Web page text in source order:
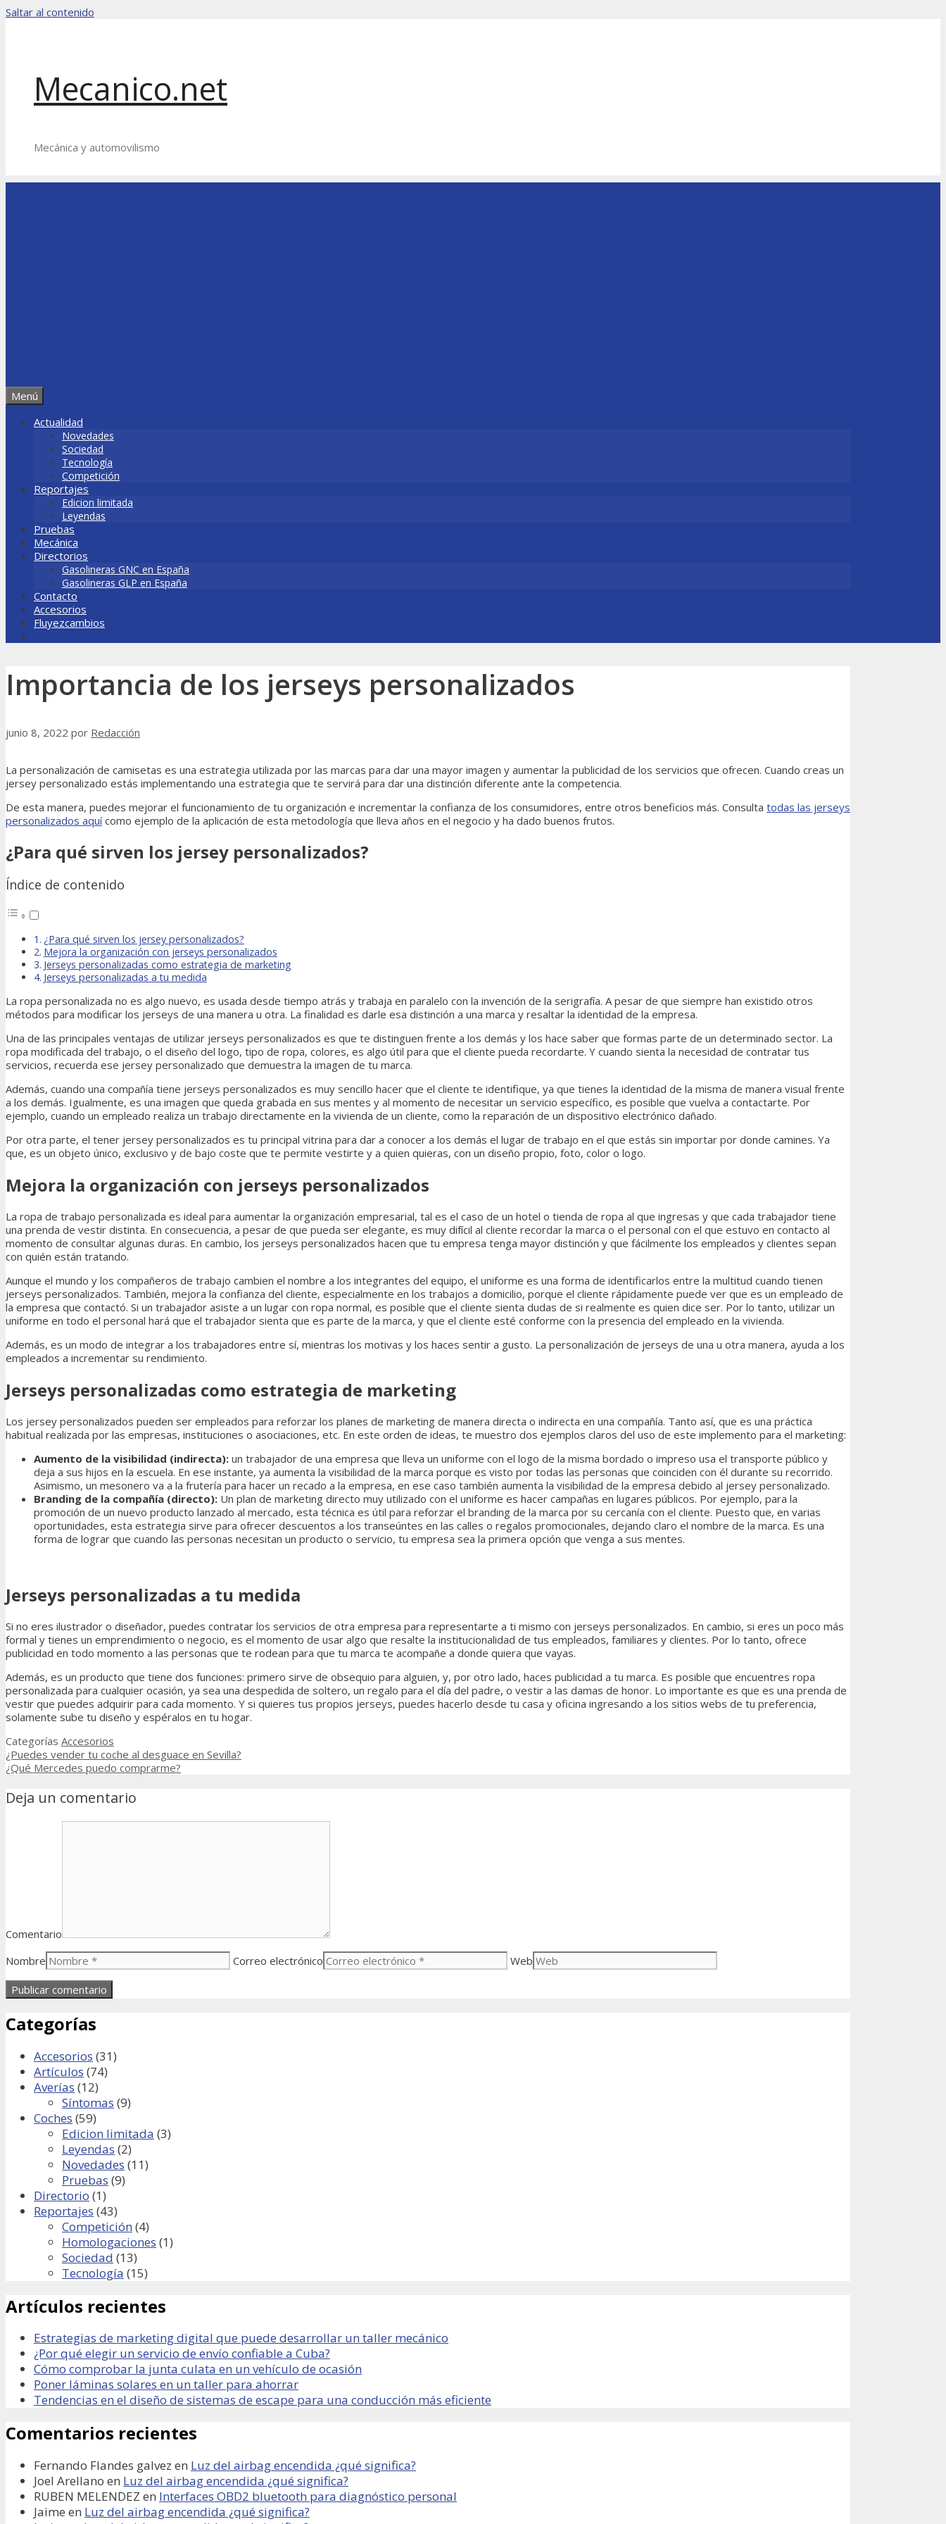
Saltar al contenido
Mecanico.net
Mecánica y automovilismo
Menú
Actualidad
Novedades
Sociedad
Tecnología
Competición
Reportajes
Edicion limitada
Leyendas
Pruebas
Mecánica
Directorios
Gasolineras GNC en España
Gasolineras GLP en España
Contacto
Accesorios
Fluyezcambios
Importancia de los jerseys personalizados
junio 8, 2022 por Redacción
La personalización de camisetas es una estrategia utilizada por las marcas para dar una mayor imagen y aumentar la publicidad de los servicios que ofrecen. Cuando creas un
jersey personalizado estás implementando una estrategia que te servirá para dar una distinción diferente ante la competencia.
De esta manera, puedes mejorar el funcionamiento de tu organización e incrementar la confianza de los consumidores, entre otros beneficios más. Consulta todas las jerseys
personalizados aquícomo ejemplo de la aplicación de esta metodología que lleva años en el negocio y ha dado buenos frutos.
¿Para qué sirven los jersey personalizados?
Índice de contenido
¿Para qué sirven los jersey personalizados?
Mejora la organización con jerseys personalizados
Jerseys personalizadas como estrategia de marketing
Jerseys personalizadas a tu medida
La ropa personalizada no es algo nuevo, es usada desde tiempo atrás y trabaja en paralelo con la invención de la serigrafía. A pesar de que siempre han existido otros
métodos para modificar los jerseys de una manera u otra. La finalidad es darle esa distinción a una marca y resaltar la identidad de la empresa.
Una de las principales ventajas de utilizar jerseys personalizados es que te distinguen frente a los demás y los hace saber que formas parte de un determinado sector. La
ropa modificada del trabajo, o el diseño del logo, tipo de ropa, colores, es algo útil para que el cliente pueda recordarte. Y cuando sienta la necesidad de contratar tus
servicios, recuerda ese jersey personalizado que demuestra la imagen de tu marca.
Además, cuando una compañía tiene jerseys personalizados es muy sencillo hacer que el cliente te identifique, ya que tienes la identidad de la misma de manera visual frente
a los demás. Igualmente, es una imagen que queda grabada en sus mentes y al momento de necesitar un servicio específico, es posible que vuelva a contactarte. Por
ejemplo, cuando un empleado realiza un trabajo directamente en la vivienda de un cliente, como la reparación de un dispositivo electrónico dañado.
Por otra parte, el tener jersey personalizados es tu principal vitrina para dar a conocer a los demás el lugar de trabajo en el que estás sin importar por donde camines. Ya
que, es un objeto único, exclusivo y de bajo coste que te permite vestirte y a quien quieras, con un diseño propio, foto, color o logo.
Mejora la organización con jerseys personalizados
La ropa de trabajo personalizada es ideal para aumentar la organización empresarial, tal es el caso de un hotel o tienda de ropa al que ingresas y que cada trabajador tiene
una prenda de vestir distinta. En consecuencia, a pesar de que pueda ser elegante, es muy difícil al cliente recordar la marca o el personal con el que estuvo en contacto al
momento de consultar algunas duras. En cambio, los jerseys personalizados hacen que tu empresa tenga mayor distinción y que fácilmente los empleados y clientes sepan
con quién están tratando.
Aunque el mundo y los compañeros de trabajo cambien el nombre a los integrantes del equipo, el uniforme es una forma de identificarlos entre la multitud cuando tienen
jerseys personalizados. También, mejora la confianza del cliente, especialmente en los trabajos a domicilio, porque el cliente rápidamente puede ver que es un empleado de
la empresa que contactó. Si un trabajador asiste a un lugar con ropa normal, es posible que el cliente sienta dudas de si realmente es quien dice ser. Por lo tanto, utilizar un
uniforme en todo el personal hará que el trabajador sienta que es parte de la marca, y que el cliente esté conforme con la presencia del empleado en la vivienda.
Además, es un modo de integrar a los trabajadores entre sí, mientras los motivas y los haces sentir a gusto. La personalización de jerseys de una u otra manera, ayuda a los
empleados a incrementar su rendimiento.
Jerseys personalizadas como estrategia de marketing
Los jersey personalizados pueden ser empleados para reforzar los planes de marketing de manera directa o indirecta en una compañía. Tanto así, que es una práctica
habitual realizada por las empresas, instituciones o asociaciones, etc. En este orden de ideas, te muestro dos ejemplos claros del uso de este implemento para el marketing:
Aumento de la visibilidad (indirecta): un trabajador de una empresa que lleva un uniforme con el logo de la misma bordado o impreso usa el transporte público y
deja a sus hijos en la escuela. En ese instante, ya aumenta la visibilidad de la marca porque es visto por todas las personas que coinciden con él durante su recorrido.
Asimismo, un mesonero va a la frutería para hacer un recado a la empresa, en ese caso también aumenta la visibilidad de la empresa debido al jersey personalizado.
Branding de la compañía (directo): Un plan de marketing directo muy utilizado con el uniforme es hacer campañas en lugares públicos. Por ejemplo, para la
promoción de un nuevo producto lanzado al mercado, esta técnica es útil para reforzar el branding de la marca por su cercanía con el cliente. Puesto que, en varias
oportunidades, esta estrategia sirve para ofrecer descuentos a los transeúntes en las calles o regalos promocionales, dejando claro el nombre de la marca. Es una
forma de lograr que cuando las personas necesitan un producto o servicio, tu empresa sea la primera opción que venga a sus mentes.
Jerseys personalizadas a tu medida
Si no eres ilustrador o diseñador, puedes contratar los servicios de otra empresa para representarte a ti mismo con jerseys personalizados. En cambio, si eres un poco más
formal y tienes un emprendimiento o negocio, es el momento de usar algo que resalte la institucionalidad de tus empleados, familiares y clientes. Por lo tanto, ofrece
publicidad en todo momento a las personas que te rodean para que tu marca te acompañe a donde quiera que vayas.
Además, es un producto que tiene dos funciones: primero sirve de obsequio para alguien, y, por otro lado, haces publicidad a tu marca. Es posible que encuentres ropa
personalizada para cualquier ocasión, ya sea una despedida de soltero, un regalo para el día del padre, o vestir a las damas de honor. Lo importante es que es una prenda de
vestir que puedes adquirir para cada momento. Y si quieres tus propios jerseys, puedes hacerlo desde tu casa y oficina ingresando a los sitios webs de tu preferencia,
solamente sube tu diseño y espéralos en tu hogar.
Categorías Accesorios
¿Puedes vender tu coche al desguace en Sevilla?
¿Qué Mercedes puedo comprarme?
Deja un comentario
Comentario
Nombre
Correo electrónico Web
Categorías
Accesorios (31)
Artículos (74)
Averías (12)
Síntomas (9)
Coches (59)
Edicion limitada (3)
Leyendas (2)
Novedades (11)
Pruebas (9)
Directorio (1)
Reportajes (43)
Competición (4)
Homologaciones (1)
Sociedad (13)
Tecnología (15)
Artículos recientes
Estrategias de marketing digital que puede desarrollar un taller mecánico
¿Por qué elegir un servicio de envío confiable a Cuba?
Cómo comprobar la junta culata en un vehículo de ocasión
Poner láminas solares en un taller para ahorrar
Tendencias en el diseño de sistemas de escape para una conducción más eficiente
Comentarios recientes
Fernando Flandes galvez en Luz del airbag encendida ¿qué significa?
Joel Arellano en Luz del airbag encendida ¿qué significa?
RUBEN MELENDEZ en Interfaces OBD2 bluetooth para diagnóstico personal
Jaime en Luz del airbag encendida ¿qué significa?